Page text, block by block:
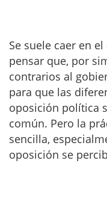
Se suele caer en
pensar que, por
contrarios al
para que las
oposición política
común. Pero la
sencilla,
oposición se